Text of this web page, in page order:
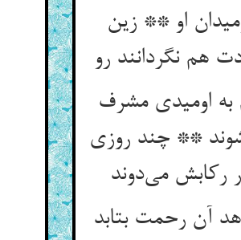
او ** زین
هم نگردانند رو
به اومیدی مشرف
** چند روزی
رکابش می‌‌دوند
آن رحمت بتابد